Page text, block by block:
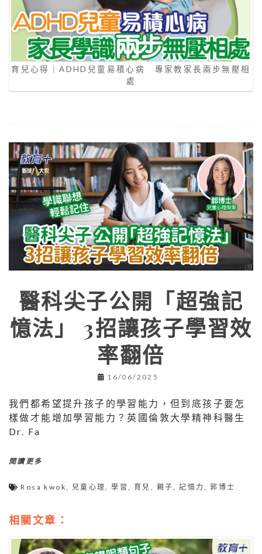
育兒心得｜ADHD兒童易積心病 專家教家長兩步無壓相
處
醫科尖子公開「超強記
憶法」 3招讓孩子學習效
率翻倍
16/06/2025
我們都希望提升孩子的學習能力，但到底孩子要怎
樣做才能增加學習能力？英國倫敦大學精神科醫生
Dr. Fa
閱讀更多
Rosa kwok, 兒童心理,學習, 育兒 , 親子,記憶力,郭博士
相關文章：